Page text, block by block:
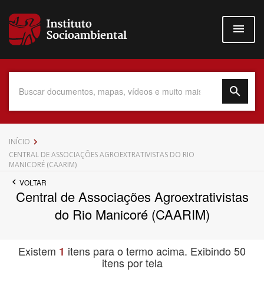
para
conteúdo
Data do Documento
Até
Povo Indígena
INÍCIO
CENTRAL DE ASSOCIAÇÕES AGROEXTRATIVISTAS DO RIO
MANICORÉ (CAARIM)
VOLTAR
Central de Associações Agroextrativistas
do Rio Manicoré (CAARIM)
Existem 1 itens para o termo acima. Exibindo 50
itens por tela